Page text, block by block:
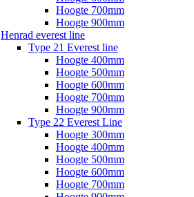
Hoogte 700mm
Hoogte 900mm
Henrad everest line
Type 21 Everest line
Hoogte 400mm
Hoogte 500mm
Hoogte 600mm
Hoogte 700mm
Hoogte 900mm
Type 22 Everest Line
Hoogte 300mm
Hoogte 400mm
Hoogte 500mm
Hoogte 600mm
Hoogte 700mm